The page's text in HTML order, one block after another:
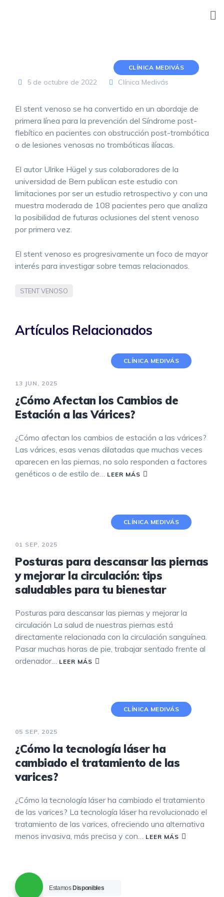
CLÍNICA MEDIVÁS
5 de octubre de 2022 Clínica Medivás
El stent venoso se ha convertido en un abordaje de
primera línea para la prevención del Síndrome post-
flebítico en pacientes con obstrucción post-trombótica
o de lesiones venosas no trombóticas ilíacas.
El autor Ulrike Hügel y sus colaboradores de la
universidad de Bern publican este estudio con
limitaciones por ser un estudio retrospectivo y con una
muestra moderada de 108 pacientes pero que analiza
la posibilidad de futuras oclusiones del stent venoso
por primera vez.
El stent venoso es progresivamente un foco de mayor
interés para investigar sobre temas relacionados.
STENT VENOSO
Artículos Relacionados
CLÍNICA MEDIVÁS
13 JUN, 2025
¿Cómo Afectan los Cambios de
Estación a las Várices?
¿Cómo afectan los cambios de estación a las várices?
Las várices, esas venas dilatadas que muchas veces
aparecen en las piernas, no solo responden a factores
genéticos o de estilo de… LEER MÁS
CLÍNICA MEDIVÁS
01 SEP, 2025
Posturas para descansar las piernas
y mejorar la circulación: tips
saludables para tu bienestar
Posturas para descansar las piernas y mejorar la
circulación La salud de nuestras piernas está
directamente relacionada con la circulación sanguínea.
Pasar muchas horas de pie, trabajar sentado frente al
ordenador… LEER MÁS
CLÍNICA MEDIVÁS
05 SEP, 2025
¿Cómo la tecnología láser ha
cambiado el tratamiento de las
varices?
¿Cómo la tecnología láser ha cambiado el tratamiento
de las varices? La tecnología láser ha revolucionado el
tratamiento de las varices, ofreciendo una alternativa
menos invasiva, más precisa y con… LEER MÁS
Estamos Disponibles